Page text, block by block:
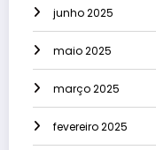
junho 2025
maio 2025
março 2025
fevereiro 2025